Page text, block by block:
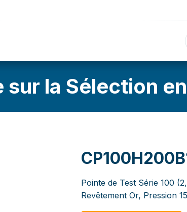
Sélection en
sur la Sélection
Pointe de Test Série 100
Revêtement Or, Pression